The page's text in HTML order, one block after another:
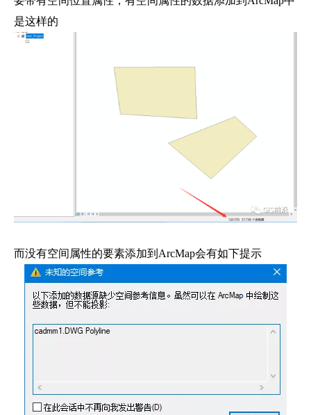
是这样的
而没有空间属性的要素添加到ArcMap会有如下提示